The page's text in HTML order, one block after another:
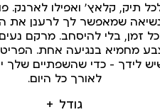
גודל
תיק, קלאץ’ ואפילו לארנק.
שמאפשר לך לרענן את
זמן, בלי להיסחב. מרקם נעים
מחמיא בנגיעה אחת.
לידך – כדי שהשפתיים שלך
לאורך כל היום.